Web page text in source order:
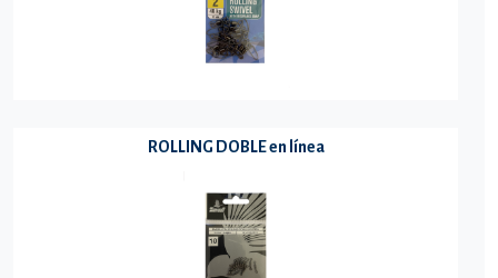
ROLLING DOBLE en línea